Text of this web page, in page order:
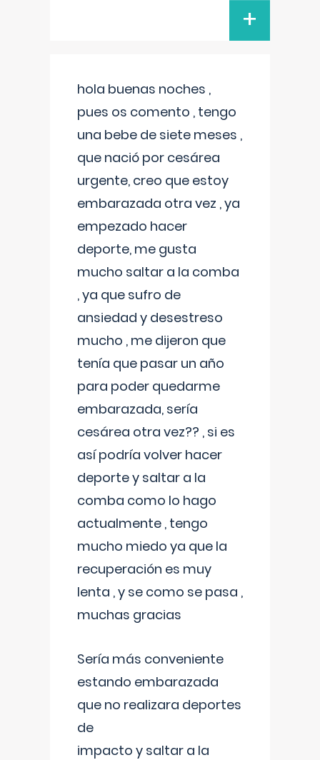
+
hola buenas noches ,
pues os comento , tengo
una bebe de siete meses ,
que nació por cesárea
urgente, creo que estoy
embarazada otra vez , ya
empezado hacer
deporte, me gusta
mucho saltar a la comba
, ya que sufro de
ansiedad y desestreso
mucho , me dijeron que
tenía que pasar un año
para poder quedarme
embarazada, sería
cesárea otra vez?? , si es
así podría volver hacer
deporte y saltar a la
comba como lo hago
actualmente , tengo
mucho miedo ya que la
recuperación es muy
lenta , y se como se pasa ,
muchas gracias
Sería más conveniente
estando embarazada
que no realizara deportes
de
impacto y saltar a la